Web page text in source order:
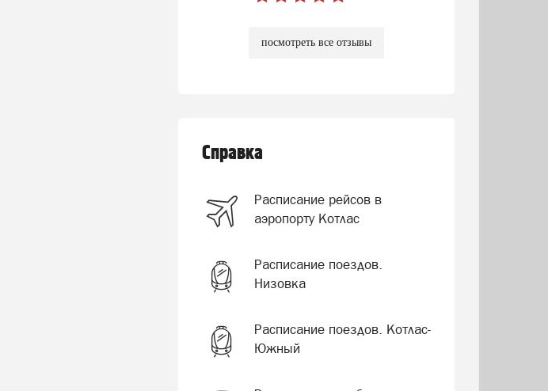
посмотреть все отзывы
Справка
Расписание рейсов в
аэропорту Котлас
Расписание поездов.
Низовка
Расписание поездов. Котлас-
Южный